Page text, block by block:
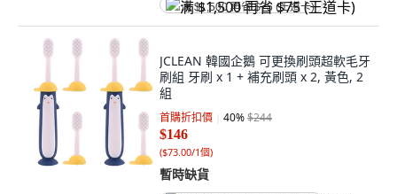
满 $1,500 再省 $75 (王道卡)
JCLEAN 韓國企鵝 可更換刷頭超軟毛牙
刷組 牙刷 x 1 + 補充刷頭 x 2, 黃色, 2
組
首購折扣價 40%$244
$146
($73.00/1個)
暫時缺貨